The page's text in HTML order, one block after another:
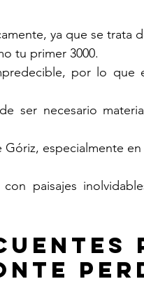
ya que se trata
tu primer 3000.
por lo que
ser necesario
especialmente
paisajes